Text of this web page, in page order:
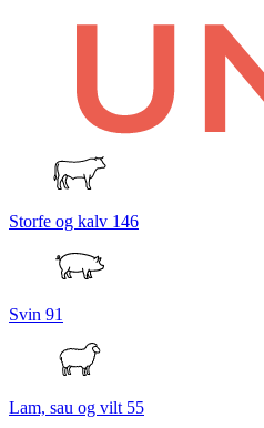
Storfe og kalv 146
Svin 91
Lam, sau og vilt 55